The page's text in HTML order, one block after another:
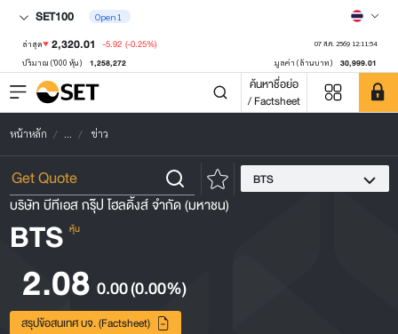
SET100 Open1
ล่าสุด 2,320.01 -5.92 (-0.25%) 07 ส.ค. 2569 12:11:54
ปริมาณ ('000 หุ้น) 1,258,272 มูลค่า (ล้านบาท) 30,999.01
ค้นหาชื่อย่อ
/ Factsheet
หน้าหลัก ... ข่าว
BTS
บริษัท บีทีเอส กรุ๊ป โฮลดิ้งส์ จำกัด (มหาชน)
BTS หุ้น
2.08 0.00(0.00%)
สรุปข้อสนเทศ บจ. (Factsheet)